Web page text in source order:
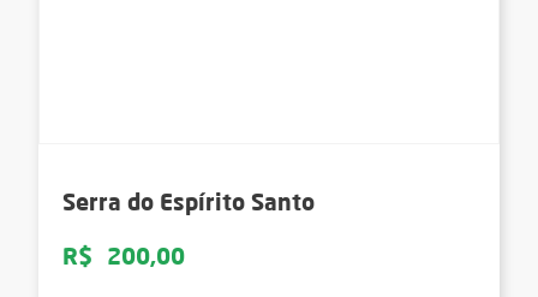
Serra do Espírito Santo
R$ 200,00